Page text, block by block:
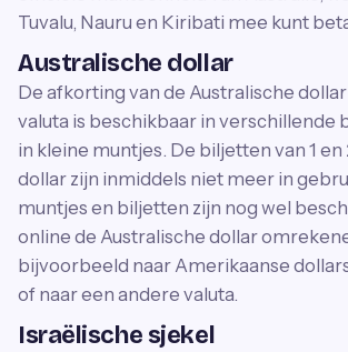
Tuvalu, Nauru en Kiribati mee kunt
Australische dollar
De afkorting van de Australische dollar
valuta is beschikbaar in verschillende
in kleine muntjes. De biljetten van 1 en
dollar zijn inmiddels niet meer in
muntjes en biljetten zijn nog wel
online de Australische dollar
bijvoorbeeld naar Amerikaanse
of naar een andere valuta.
Israëlische sjekel